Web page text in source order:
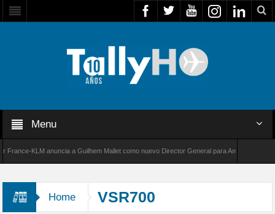
Menu
KLM anuncia a Guilhem Mallet como nuevo Director General para América Latina
Home VSR700